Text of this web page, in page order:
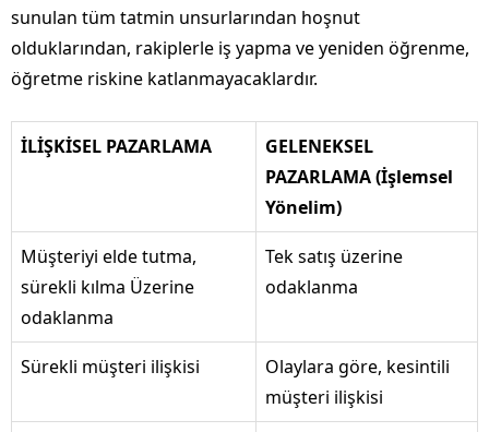
sunulan tüm tatmin unsurlarından hoşnut
olduklarından, rakiplerle iş yapma ve yeniden öğrenme,
öğretme riskine katlanmayacaklardır.
İLİŞKİSEL PAZARLAMA
GELENEKSEL
PAZARLAMA (İşlemsel
Yönelim)
Müşteriyi elde tutma,
sürekli kılma Üzerine
odaklanma
Tek satış üzerine
odaklanma
Sürekli müşteri ilişkisi
Olaylara göre, kesintili
müşteri ilişkisi